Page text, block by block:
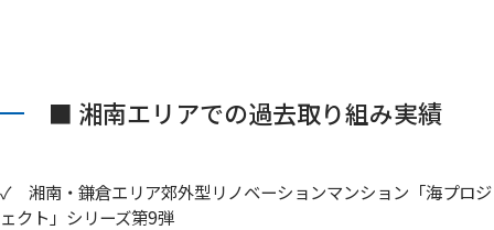
■ 湘南エリアでの過去取り組み実績
✓ 湘南・鎌倉エリア郊外型リノベーションマンション「海プロジ
ェクト」シリーズ第9弾